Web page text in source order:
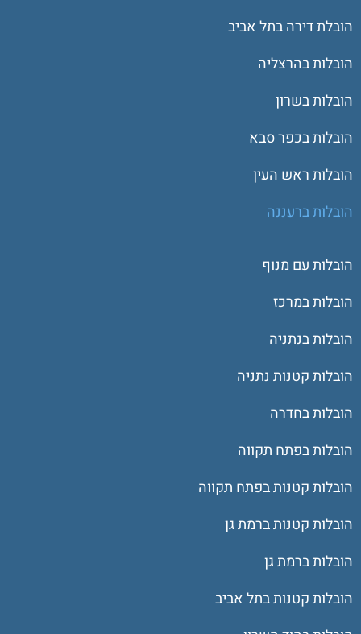
הובלת דירה בתל אביב
הובלות בהרצליה
הובלות בשרון
הובלות בכפר סבא
הובלות ראש העין
הובלות ברעננה
הובלות עם מנוף
הובלות במרכז
הובלות בנתניה
הובלות קטנות נתניה
הובלות בחדרה
הובלות בפתח תקווה
הובלות קטנות בפתח תקווה
הובלות קטנות ברמת גן
הובלות ברמת גן
הובלות קטנות בתל אביב